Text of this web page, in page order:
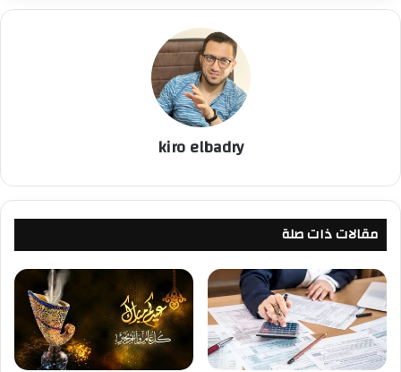
kiro elbadry
مقالات ذات صلة